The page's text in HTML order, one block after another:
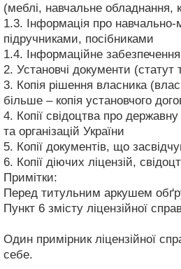
(меблі, навчальне обладнання,
1.3. Інформація про
підручниками, посібниками
1.4. Інформаційне
2. Установчі документи
3. Копія рішення власника
більше – копія установчого
4. Копії свідоцтва про
та організацій України
5. Копії документів, що
6. Копії діючих ліцензій,
Примітки:
Перед титульним аркушем
Пункт 6 змісту ліцензійної
Один примірник ліцензійної
себе.